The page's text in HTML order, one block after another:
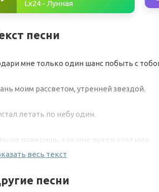
Lx24 - Лунная
песни
мне только один шанс побыть с
моим рассветом, утренней звездой.
летать по небу один.
не поверишь, как мне нужен этот мир.
со мной, открой свои глаза,
весь текст
песни